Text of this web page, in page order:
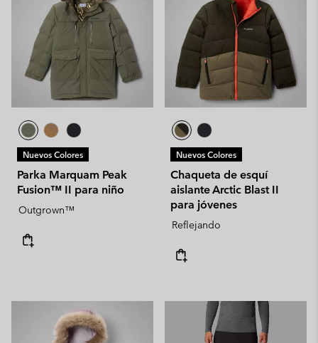
Nuevos Colores
Parka Marquam Peak
Fusion™ II para niño
Outgrown™
Nuevos Colores
Chaqueta de esquí
aislante Arctic Blast II
para jóvenes
Reflejando